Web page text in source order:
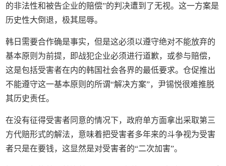
的非法性和被告企业的赔偿”的判决遭到了无视。这一方案是
历史性大倒退，极其屈辱。
韩日需要合作确是事实，但是这必须以遵守绝对不能放弃的
基本原则为前提，即战犯企业必须进行道歉，或参与赔偿，
这是包括受害者在内的韩国社会各界的最低要求。仓促推出
不能遵守这一基本原则的所谓“解决方案”，尹锡悦很难推脱
其历史责任。
在没有征得受害者同意的情况下，政府单方面拿出采取第三
方代赔形式的解法，意味着把受害者多年来的斗争视为受害
者只是在要钱，这显然是对受害者的“二次加害”。